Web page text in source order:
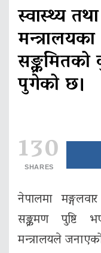
स्वास्थ्य
पुगेको छ।
130
SHARES
नेपालमा
सङ्क्रमण पुष्टि
मन्त्रालयले